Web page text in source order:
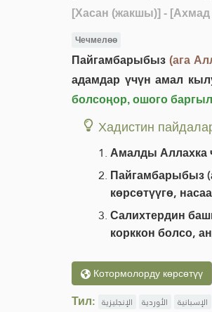
[Хасан (жакшы)] - [Ахмад
Чечмелөө
Пайгамбарыбыз (ага
адамдар үчүн амал
болсоңор, ошого
Хадистин
Амалды Аллахка
Пайгамбарыбыз
көрсөтүүгө,
Салихтердин
корккон болсо,
Котормолорду көрсөтүү
Тил: الإنجليزية الأوردية الإسبانية